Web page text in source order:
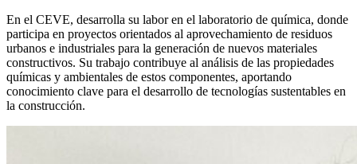
En el CEVE, desarrolla su labor en el laboratorio de química, donde
participa en proyectos orientados al aprovechamiento de residuos
urbanos e industriales para la generación de nuevos materiales
constructivos. Su trabajo contribuye al análisis de las propiedades
químicas y ambientales de estos componentes, aportando
conocimiento clave para el desarrollo de tecnologías sustentables en
la construcción.